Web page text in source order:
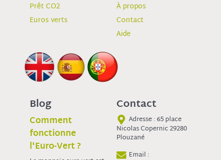
Prêt CO2
Euros verts
À propos
Contact
Aide
Blog
Comment
fonctionne
l'Euro-Vert ?
Contact
Adresse : 65 place
Nicolas Copernic 29280
Plouzané
Email :